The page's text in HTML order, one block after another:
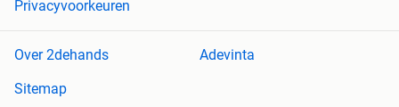
Privacyvoorkeuren
Over 2dehands
Adevinta
Sitemap